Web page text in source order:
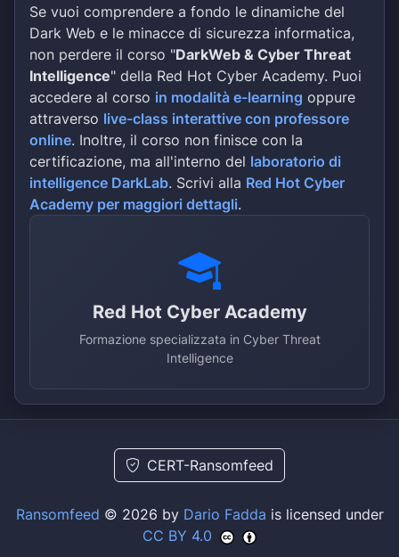
Se vuoi comprendere a fondo le dinamiche del
Dark Web e le minacce di sicurezza informatica,
non perdere il corso "DarkWeb & Cyber Threat
Intelligence" della Red Hot Cyber Academy. Puoi
accedere al corso in modalità e-learning oppure
attraverso live-class interattive con professore
online. Inoltre, il corso non finisce con la
certificazione, ma all'interno del laboratorio di
intelligence DarkLab. Scrivi alla Red Hot Cyber
Academy per maggiori dettagli.
Red Hot Cyber Academy
Formazione specializzata in Cyber Threat
Intelligence
CERT-Ransomfeed
Ransomfeed © 2026 by Dario Fadda is licensed under
CC BY 4.0